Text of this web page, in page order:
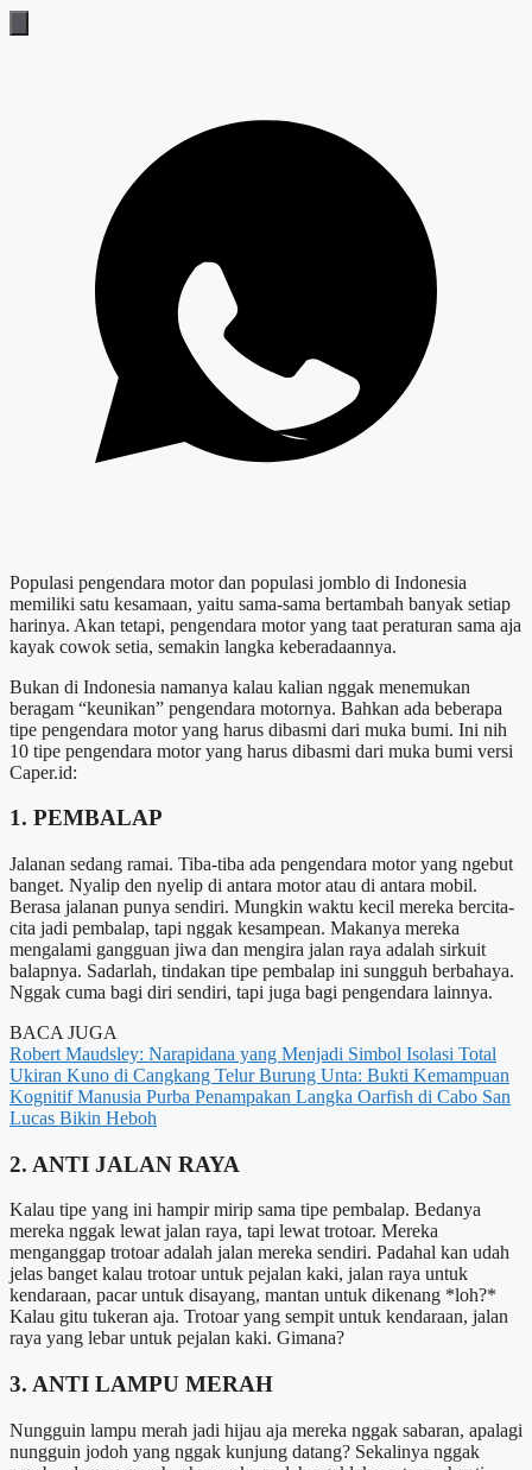
Populasi pengendara motor dan populasi jomblo di Indonesia
memiliki satu kesamaan, yaitu sama-sama bertambah banyak setiap
harinya. Akan tetapi, pengendara motor yang taat peraturan sama aja
kayak cowok setia, semakin langka keberadaannya.
Bukan di Indonesia namanya kalau kalian nggak menemukan
beragam “keunikan” pengendara motornya. Bahkan ada beberapa
tipe pengendara motor yang harus dibasmi dari muka bumi. Ini nih
10 tipe pengendara motor yang harus dibasmi dari muka bumi versi
Caper.id:
1. PEMBALAP
Jalanan sedang ramai. Tiba-tiba ada pengendara motor yang ngebut
banget. Nyalip den nyelip di antara motor atau di antara mobil.
Berasa jalanan punya sendiri. Mungkin waktu kecil mereka bercita-
cita jadi pembalap, tapi nggak kesampean. Makanya mereka
mengalami gangguan jiwa dan mengira jalan raya adalah sirkuit
balapnya. Sadarlah, tindakan tipe pembalap ini sungguh berbahaya.
Nggak cuma bagi diri sendiri, tapi juga bagi pengendara lainnya.
BACA JUGA
Robert Maudsley: Narapidana yang Menjadi Simbol Isolasi Total
Ukiran Kuno di Cangkang Telur Burung Unta: Bukti Kemampuan
Kognitif Manusia Purba Penampakan Langka Oarfish di Cabo San
Lucas Bikin Heboh
2. ANTI JALAN RAYA
Kalau tipe yang ini hampir mirip sama tipe pembalap. Bedanya
mereka nggak lewat jalan raya, tapi lewat trotoar. Mereka
menganggap trotoar adalah jalan mereka sendiri. Padahal kan udah
jelas banget kalau trotoar untuk pejalan kaki, jalan raya untuk
kendaraan, pacar untuk disayang, mantan untuk dikenang *loh?*
Kalau gitu tukeran aja. Trotoar yang sempit untuk kendaraan, jalan
raya yang lebar untuk pejalan kaki. Gimana?
3. ANTI LAMPU MERAH
Nungguin lampu merah jadi hijau aja mereka nggak sabaran, apalagi
nungguin jodoh yang nggak kunjung datang? Sekalinya nggak